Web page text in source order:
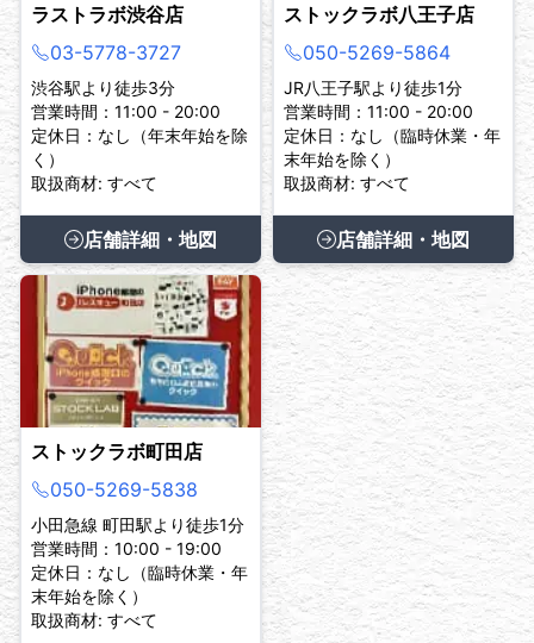
ラストラボ渋谷店
03-5778-3727
渋谷駅より徒歩3分
営業時間：11:00 - 20:00
定休日：なし（年末年始を除
く）
取扱商材: すべて
店舗詳細・地図
ストックラボ八王子店
050-5269-5864
JR八王子駅より徒歩1分
営業時間：11:00 - 20:00
定休日：なし（臨時休業・年
末年始を除く）
取扱商材: すべて
店舗詳細・地図
ストックラボ町田店
050-5269-5838
小田急線 町田駅より徒歩1分
営業時間：10:00 - 19:00
定休日：なし（臨時休業・年
末年始を除く）
取扱商材: すべて